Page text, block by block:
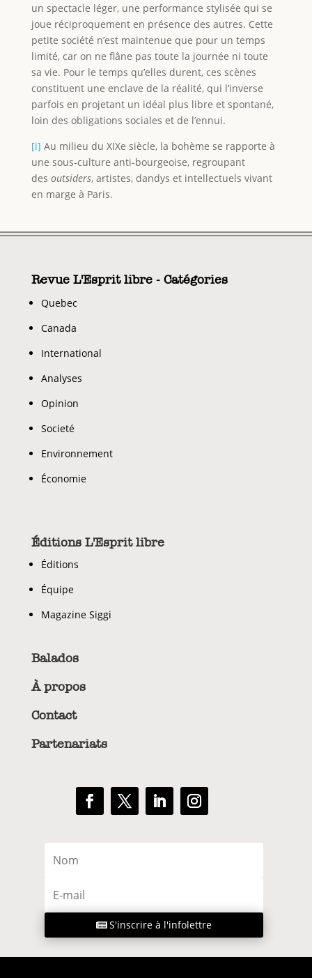
un spectacle léger, une performance stylisée qui se
joue réciproquement en présence des autres. Cette
petite société n’est maintenue que pour un temps
limité, car on ne flâne pas toute la journée ni toute
sa vie. Pour le temps qu’elles durent, ces scènes
constituent une enclave de la réalité, qui l’inverse
parfois en projetant un idéal plus libre et spontané,
loin des obligations sociales et de l’ennui.
[i] Au milieu du XIXe siècle, la bohème se rapporte à
une sous-culture anti-bourgeoise, regroupant
des outsiders, artistes, dandys et intellectuels vivant
en marge à Paris.
Revue L'Esprit libre - Catégories
Quebec
Canada
International
Analyses
Opinion
Societé
Environnement
Économie
Éditions L'Esprit libre
Éditions
Équipe
Magazine Siggi
Balados
À propos
Contact
Partenariats
S'inscrire à l'infolettre